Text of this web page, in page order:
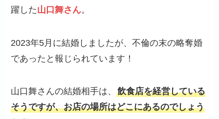
躍した山口舞さん。
2023年5月に結婚しましたが、不倫の末の略奪婚
であったと報じられています！
山口舞さんの結婚相手は、飲食店を経営している
そうですが、お店の場所はどこにあるのでしょう